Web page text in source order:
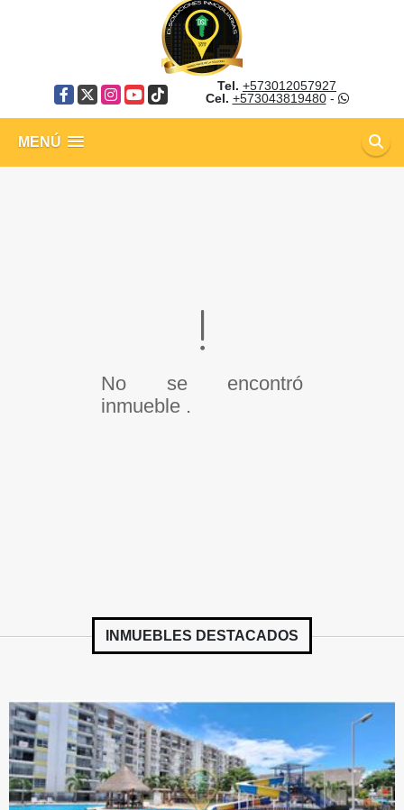
Facebook
X Instagram
YouTube
TikTok
Tel. +573012057927
Cel. +573043819480-
MENÚ
No se encontró
inmueble .
INMUEBLES DESTACADOS